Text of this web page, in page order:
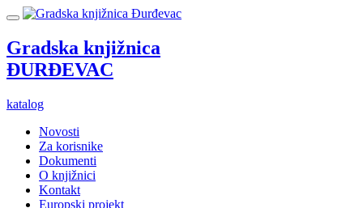
Gradska knjižnica
ĐURĐEVAC
katalog
Novosti
Za korisnike
Dokumenti
O knjižnici
Kontakt
Europski projekt